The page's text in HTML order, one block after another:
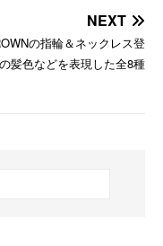
NEXT
の指輪＆ネックレス登
髪色などを表現した全8種